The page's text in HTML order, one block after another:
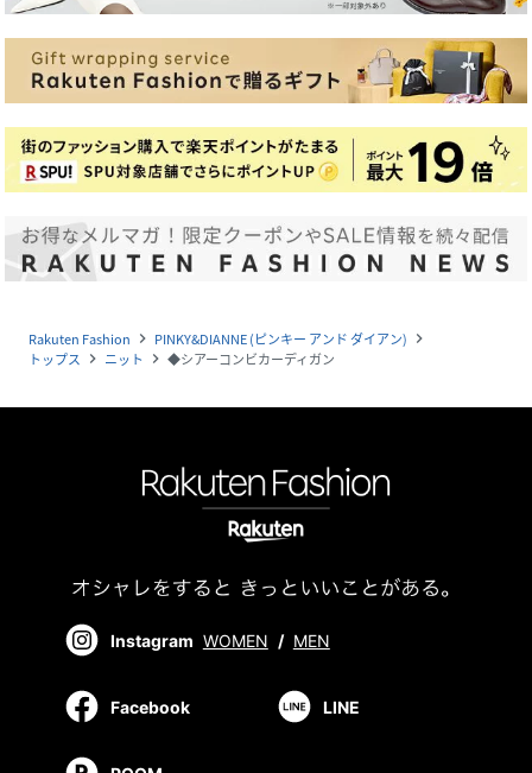
Rakuten Fashion navigate_next PINKY&DIANNE (ピンキー アンド ダイアン) navigate_next
トップス navigate_next ニット navigate_next ◆シアーコンビカーディガン
Instagram WOMEN / MEN
Facebook LINE